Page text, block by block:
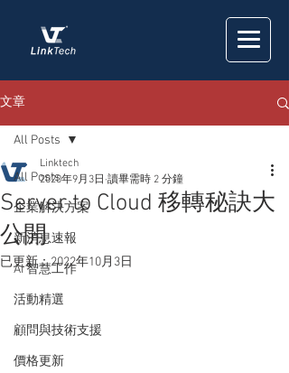
文章
All Posts
企業解決方案
新消息速報
AI 智慧工作
活動精選
顧問與技術支援
價格更新
All Posts
Server to Cloud 移轉秘訣大
公開
Linktech
2020年9月3日 讀畢需時 2 分鐘
已更新：2022年10月3日